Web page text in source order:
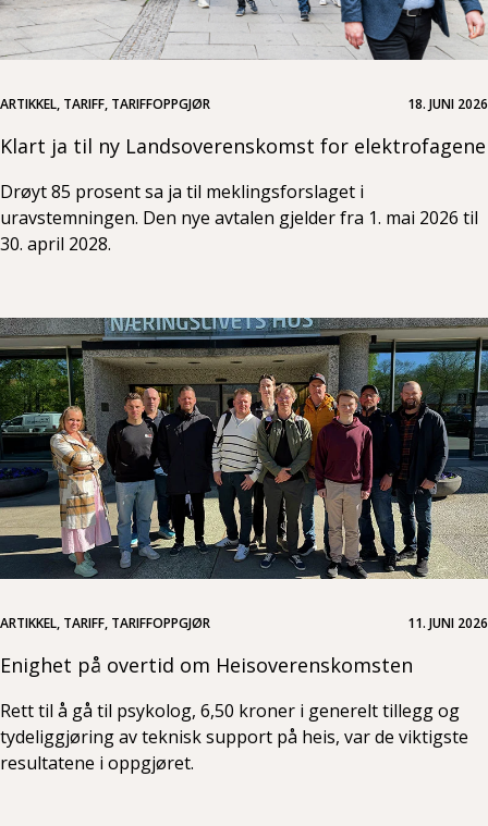
ARTIKKEL, TARIFF, TARIFFOPPGJØR 18. JUNI 2026
Klart ja til ny Landsoverenskomst for elektrofagene
Drøyt 85 prosent sa ja til meklingsforslaget i
uravstemningen. Den nye avtalen gjelder fra 1. mai 2026 til
30. april 2028.
ARTIKKEL, TARIFF, TARIFFOPPGJØR 11. JUNI 2026
Enighet på overtid om Heisoverenskomsten
Rett til å gå til psykolog, 6,50 kroner i generelt tillegg og
tydeliggjøring av teknisk support på heis, var de viktigste
resultatene i oppgjøret.